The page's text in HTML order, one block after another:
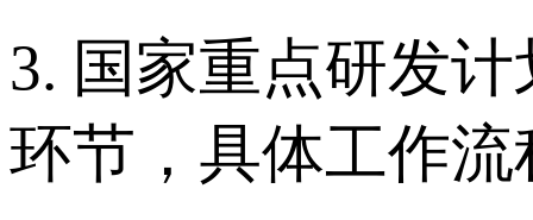
3. 国家重点研发
环节，具体工作